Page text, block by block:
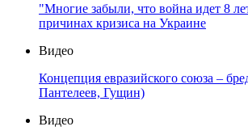
"Многие забыли, что война идет 8
причинах кризиса на Украине
Видео
Концепция евразийского союза –
Пантелеев, Гущин)
Видео